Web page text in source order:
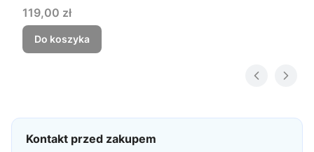
Cena
119,00 zł
Do koszyka
Kontakt przed zakupem